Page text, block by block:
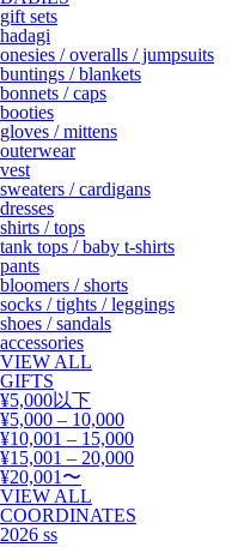
gift sets
hadagi
onesies / overalls / jumpsuits
buntings / blankets
bonnets / caps
booties
gloves / mittens
outerwear
vest
sweaters / cardigans
dresses
shirts / tops
tank tops / baby t-shirts
pants
bloomers / shorts
socks / tights / leggings
shoes / sandals
accessories
VIEW ALL
GIFTS
¥5,000以下
¥5,000 – 10,000
¥10,001 – 15,000
¥15,001 – 20,000
¥20,001〜
VIEW ALL
COORDINATES
2026 ss